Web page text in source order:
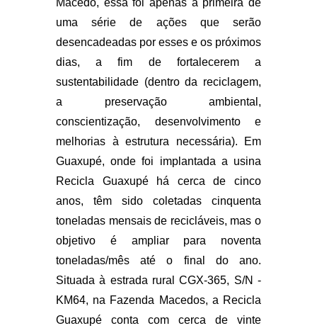
Macedo, essa foi apenas a primeira de
uma série de ações que serão
desencadeadas por esses e os próximos
dias, a fim de fortalecerem a
sustentabilidade (dentro da reciclagem,
a preservação ambiental,
conscientização, desenvolvimento e
melhorias à estrutura necessária). Em
Guaxupé, onde foi implantada a usina
Recicla Guaxupé há cerca de cinco
anos, têm sido coletadas cinquenta
toneladas mensais de recicláveis, mas o
objetivo é ampliar para noventa
toneladas/mês até o final do ano.
Situada à estrada rural CGX-365, S/N -
KM64, na Fazenda Macedos, a Recicla
Guaxupé conta com cerca de vinte